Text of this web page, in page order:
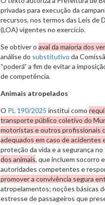
privadas para execução da
recursos, nos termos das Leis de
(LOA) vigentes no exercício.
Se obtiver o aval da maioria dos
análise do substitutivo da
“poderá” a fim de evitar a
de competência.
Animais atropelados
O PL 190/2025 institui como
transporte público coletivo do
motoristas e outros profissionais
adequados em caso de
proteção da vida e a segurança
dos animais, que incluem socorro
autoridades competentes e
promover a convivência segura
atropelamentos; noções básicas
estresse de passageiros que